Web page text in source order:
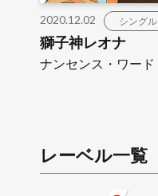
2020.12.02 シングル
獅子神レオナ
ナンセンス・ワード
レーベル一覧